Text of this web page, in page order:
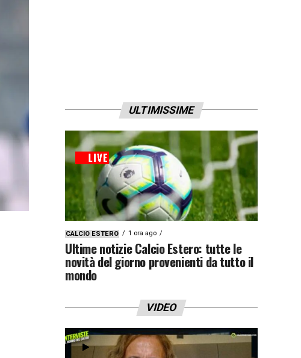
ULTIMISSIME
CALCIO ESTERO 1 ora ago
Ultime notizie Calcio Estero: tutte le
novità del giorno provenienti da tutto il
mondo
VIDEO